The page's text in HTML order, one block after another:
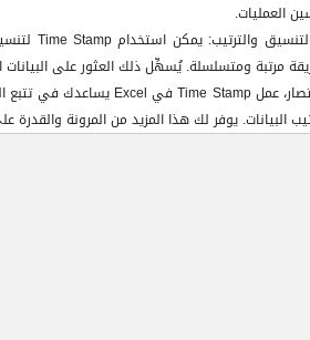
العمليات.
Time Stamp
مرتبة ومتسلسلة. يُسهِّل ذلك العثور على
عملTime Stamp في Excel يساعدك في تتبع
البيانات. يوفر لك هذا المزيد من المرونة